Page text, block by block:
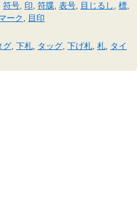
符号 印 符牒 表号 目じるし 標
ーク
目印
グ 下札 タッグ 下げ札 札
タイ